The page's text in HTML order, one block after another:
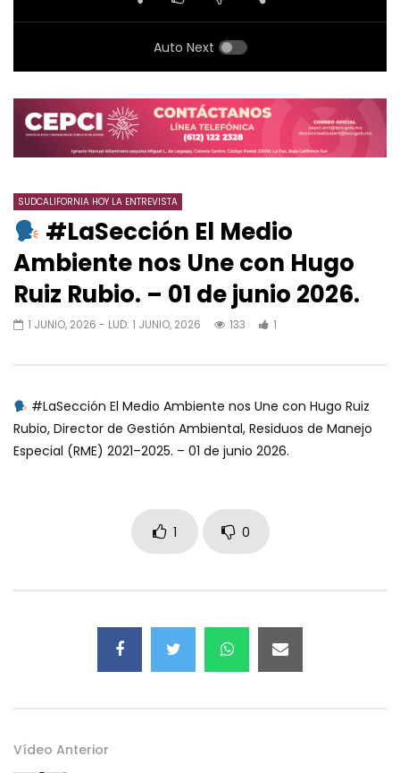
Auto Next
SUDCALIFORNIA HOY LA ENTREVISTA
#LaSección El Medio
Ambiente nos Une con Hugo
Ruiz Rubio. – 01 de junio 2026.
1 JUNIO, 2026 - LUD: 1 JUNIO, 2026 133 1
#LaSección El Medio Ambiente nos Une con Hugo Ruiz
Rubio, Director de Gestión Ambiental, Residuos de Manejo
Especial (RME) 2021–2025. – 01 de junio 2026.
1 0
Vídeo Anterior